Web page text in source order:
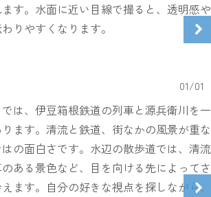
す。水面に近い目線で撮ると、透明感や
りやすくなります。
01/01
は、伊豆箱根鉄道の列車と源兵衛川を一
ます。清流と鉄道、街なかの風景が重な
の面白さです。水辺の散歩道では、清流
ある景色など、目を向ける先によってさ
ます。自分の好きな視点を探しながら、